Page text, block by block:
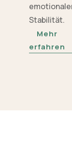
Stabilität.
Mehr
erfahren